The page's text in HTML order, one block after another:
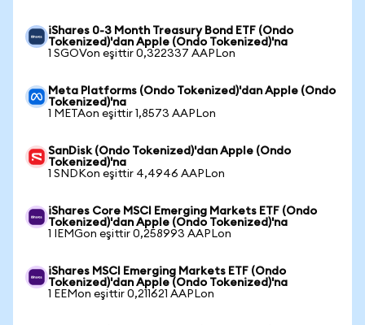
iShares 0-3 Month Treasury Bond ETF (Ondo
Tokenized)'dan Apple (Ondo Tokenized)'na
1 SGOVon eşittir 0,322337 AAPLon
Meta Platforms (Ondo Tokenized)'dan Apple (Ondo
Tokenized)'na
1 METAon eşittir 1,8573 AAPLon
SanDisk (Ondo Tokenized)'dan Apple (Ondo
Tokenized)'na
1 SNDKon eşittir 4,4946 AAPLon
iShares Core MSCI Emerging Markets ETF (Ondo
Tokenized)'dan Apple (Ondo Tokenized)'na
1 IEMGon eşittir 0,258993 AAPLon
iShares MSCI Emerging Markets ETF (Ondo
Tokenized)'dan Apple (Ondo Tokenized)'na
1 EEMon eşittir 0,211621 AAPLon